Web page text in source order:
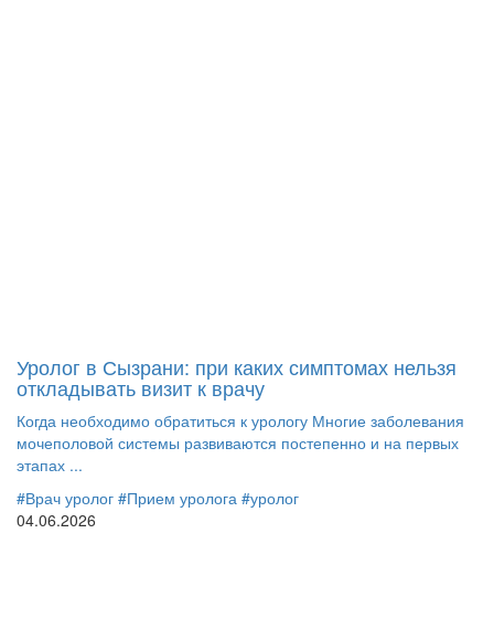
Уролог в Сызрани: при каких симптомах нельзя
откладывать визит к врачу
Когда необходимо обратиться к урологу Многие заболевания
мочеполовой системы развиваются постепенно и на первых
этапах ...
#Врач уролог #Прием уролога #уролог
04.06.2026